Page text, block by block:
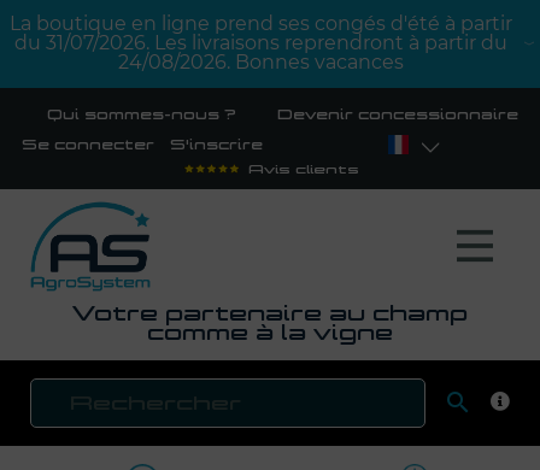
La boutique en ligne prend ses congés d'été à partir
du 31/07/2026. Les livraisons reprendront à partir du
24/08/2026. Bonnes vacances
Qui sommes-nous ? Devenir concessionnaire
Se connecter
S'inscrire
Avis clients
Votre partenaire au champ
comme à la vigne
